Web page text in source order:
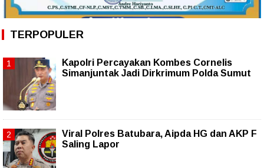
TERPOPULER
Kapolri Percayakan Kombes Cornelis
Simanjuntak Jadi Dirkrimum Polda Sumut
Viral Polres Batubara, Aipda HG dan AKP F
Saling Lapor